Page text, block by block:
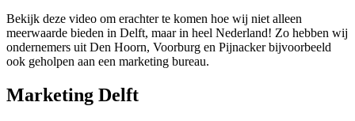
Bekijk deze video om erachter te komen hoe wij niet alleen
meerwaarde bieden in Delft, maar in heel Nederland! Zo hebben wij
ondernemers uit Den Hoorn, Voorburg en Pijnacker bijvoorbeeld
ook geholpen aan een marketing bureau.
Marketing Delft